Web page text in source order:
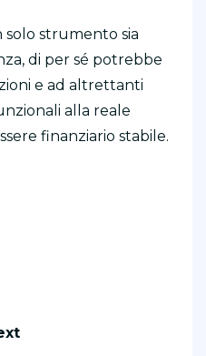
strumento sia
di per sé potrebbe
e ad altrettanti
alla reale
finanziario stabile.